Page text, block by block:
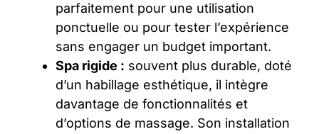
parfaitement pour une utilisation
ponctuelle ou pour tester l’expérience
sans engager un budget important.
Spa rigide : souvent plus durable, doté
d’un habillage esthétique, il intègre
davantage de fonctionnalités et
d’options de massage. Son installation